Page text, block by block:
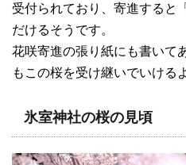
受付られており、寄進すると
だけるそうです。
花咲寄進の張り紙にも書いて
もこの桜を受け継いでいける
氷室神社の桜の見頃